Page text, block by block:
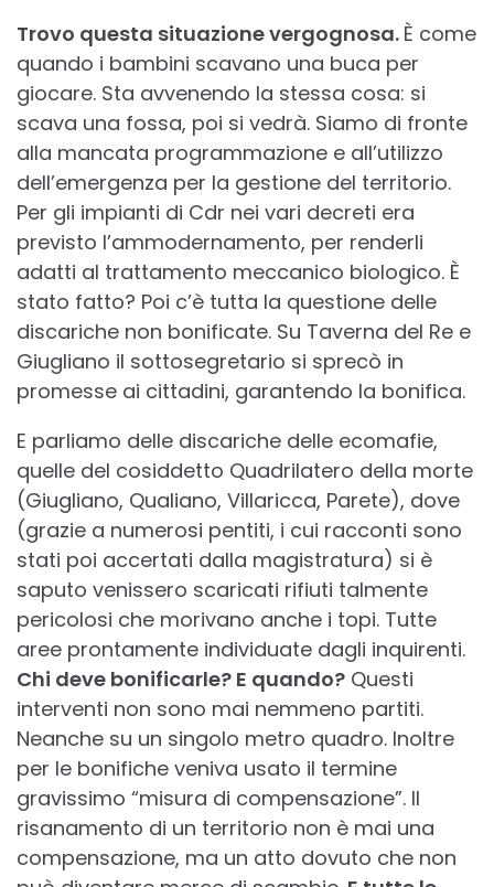
Trovo questa situazione vergognosa. È come
quando i bambini scavano una buca per
giocare. Sta avvenendo la stessa cosa: si
scava una fossa, poi si vedrà. Siamo di fronte
alla mancata programmazione e all’utilizzo
dell’emergenza per la gestione del territorio.
Per gli impianti di Cdr nei vari decreti era
previsto l’ammodernamento, per renderli
adatti al trattamento meccanico biologico. È
stato fatto? Poi c’è tutta la questione delle
discariche non bonificate. Su Taverna del Re e
Giugliano il sottosegretario si sprecò in
promesse ai cittadini, garantendo la bonifica.
E parliamo delle discariche delle ecomafie,
quelle del cosiddetto Quadrilatero della morte
(Giugliano, Qualiano, Villaricca, Parete), dove
(grazie a numerosi pentiti, i cui racconti sono
stati poi accertati dalla magistratura) si è
saputo venissero scaricati rifiuti talmente
pericolosi che morivano anche i topi. Tutte
aree prontamente individuate dagli inquirenti.
Chi deve bonificarle? E quando? Questi
interventi non sono mai nemmeno partiti.
Neanche su un singolo metro quadro. Inoltre
per le bonifiche veniva usato il termine
gravissimo “misura di compensazione”. Il
risanamento di un territorio non è mai una
compensazione, ma un atto dovuto che non